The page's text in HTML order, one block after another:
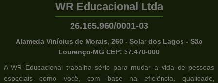
WR Educacional Ltda
26.165.960/0001-03
Alameda Vinícius de Morais, 260 - Solar dos Lagos - São
Lourenço-MG CEP: 37.470-000
A WR Educacional trabalha sério para mudar a vida de pessoas
especiais como você, com base na eficiência, qualidade,